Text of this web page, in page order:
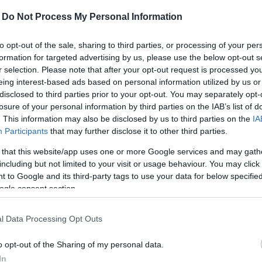
Do Not Process My Personal Information
opt-out of the sale, sharing to third parties, or processing of your
for targeted advertising by us, please use the below opt-out
selection. Please note that after your opt-out request is processed
interest-based ads based on personal information utilized by us
to third parties prior to your opt-out. You may separately
of your personal information by third parties on the IAB’s list of
This information may also be disclosed by us to third parties on the
Participants that may further disclose it to other third parties.
that this website/app uses one or more Google services and may
but not limited to your visit or usage behaviour. You may
to Google and its third-party tags to use your data for below
consent section.
Data Processing Opt Outs
opt-out of the Sharing of my personal data.
munkájukat, és vállalják a 6 hónapos
helyszínen. Akik alkalmasnak bizonyulnak,
katonaként folytathatják.
egészségügyi alkalmassági vizsgán való
vagy szerződéses katonai szolgálat, illetve az
állást keresők a toborzó irodáknál vagy a megyei
szűrővizsgálatot követően a 6 hónap alatt
A kiképzés alatt a jelentkezőket havi bruttó 161
visszatérhetnek a civil életbe, illetve a további
alkalmasak, dönthetnek úgy is, hogy
katonaként folytatják.
ez a lehetőség, adja meg benne a telefonos
előzetesen tájékoztatja és személyre